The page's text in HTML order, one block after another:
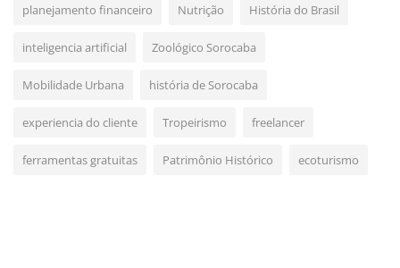
planejamento financeiro Nutrição História do Brasil
inteligencia artificial Zoológico Sorocaba
Mobilidade Urbana história de Sorocaba
experiencia do cliente Tropeirismo freelancer
ferramentas gratuitas Patrimônio Histórico ecoturismo